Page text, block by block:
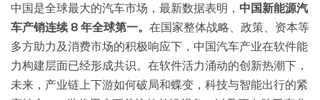
中国是全球最大的汽车市场，最新数据表明， 中国新能源汽
车产销连续 8 年全球第一。 在国家整体战略、政策、资本等
多方助力及消费市场的积极响应下，中国汽车产业在软件能
力构建层面已经形成共识。在软件活力涌动的创新热潮下，
未来，产业链上下游如何破局和蝶变，科技与智能出行的紧